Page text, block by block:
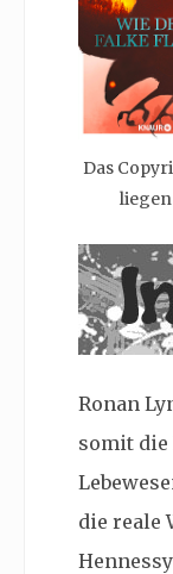
Das
Ronan
somit die
die reale